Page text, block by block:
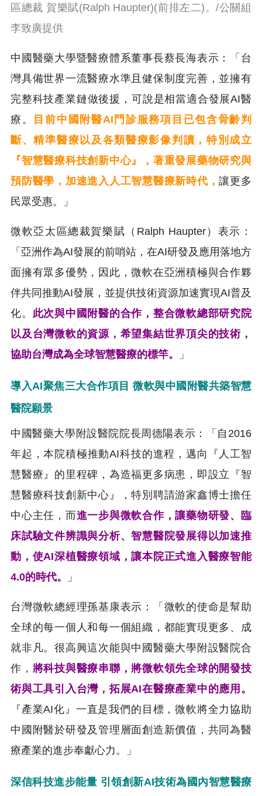
區總裁 賀樂賦(Ralph Haupter)(前排左二)。/公關組
李致廣提供
中國醫藥大學暨醫療體系董事長蔡長海表示：「台
灣具備世界一流醫療水準且健保制度完善，並擁有
完整科技產業鏈做後援，可說是相當適合發展AI醫
療。
目前中國附醫AI門診服務項目已包含骨齡判
斷、精準醫療以及各類醫療影像判讀，特別成立
『智慧醫療科技創新中心』，著重發展藥物研究與
預防醫學，加速進入人工智慧醫療新時代，讓更多
民眾受惠。」
微軟亞太區總裁賀樂賦（Ralph Haupter）表示：
「亞洲作為AI發展的前哨站，在AI研發及應用落地方
面擁有眾多優勢，因此，微軟在亞洲積極與合作夥
伴共同推動AI發展，並提供技術資源加速實現AI普及
化。 此次與中國附醫的合作，整合微軟總部研究院
以及台灣微軟的資源，希望集結世界頂尖的技術，
協助台灣成為全球智慧醫療的標竿。
」
導入AI聚焦三大合作項目 微軟與中國附醫共築智慧
醫院願景
中國醫藥大學附設醫院院長周德陽表示：「自2016
年起，本院積極推動AI科技的進程，邁向『人工智
慧醫療』的里程碑，為造福更多病患，即設立『智
慧醫療科技創新中心』，特別聘請游家鑫博士擔任
中心主任，而進一步與微軟合作，讓藥物研發、臨
床試驗文件辨識與分析、智慧醫院發展得以加速推
動，使AI深植醫療領域，讓本院正式進入醫療智能
4.0的時代。
」
台灣微軟總經理孫基康表示：「微軟的使命是幫助
全球的每一個人和每一個組織，都能實現更多、成
就非凡。很高興這次能與中國醫藥大學附設醫院合
作， 將科技與醫療串聯，將微軟領先全球的開發技
術與工具引入台灣，拓展AI在醫療產業中的應用。
『產業AI化』一直是我們的目標，微軟將全力協助
中國附醫於研發及管理層面創造新價值，共同為醫
療產業的進步奉獻心力。」
深信科技進步能量 引領創新AI技術為國內智慧醫療